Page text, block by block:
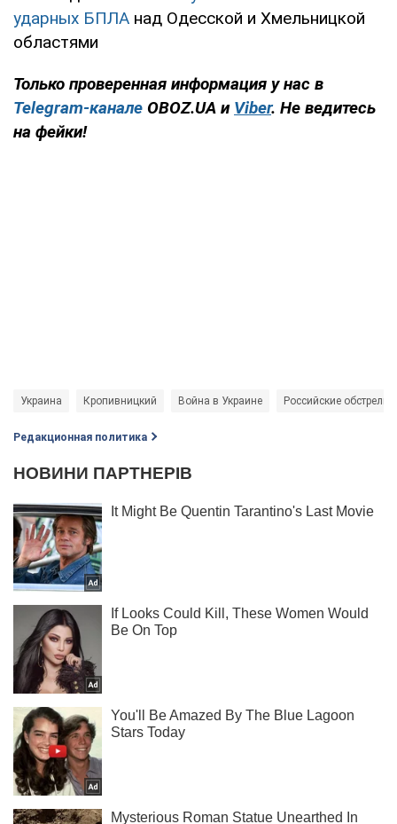
ударных БПЛА над Одесской и Хмельницкой
областями
Только проверенная информация у нас в
Telegram-канале OBOZ.UA и Viber. Не ведитесь
на фейки!
Украина Кропивницкий Война в Украине Российские обстрелы
Редакционная политика